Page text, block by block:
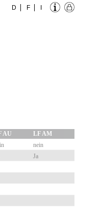
D F
AU
LF AM
nein
Ja